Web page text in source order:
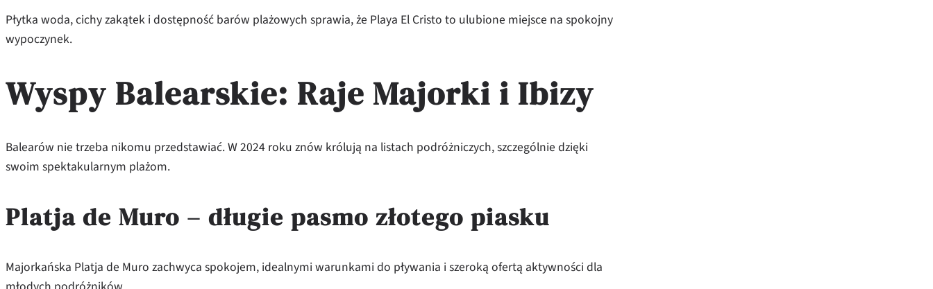
Płytka woda, cichy zakątek i dostępność barów plażowych sprawia, że Playa El Cristo to ulubione miejsce na spokojny
wypoczynek.
Wyspy Balearskie: Raje Majorki i Ibizy
Balearów nie trzeba nikomu przedstawiać. W 2024 roku znów królują na listach podróżniczych, szczególnie dzięki
swoim spektakularnym plażom.
Platja de Muro – długie pasmo złotego piasku
Majorkańska Platja de Muro zachwyca spokojem, idealnymi warunkami do pływania i szeroką ofertą aktywności dla